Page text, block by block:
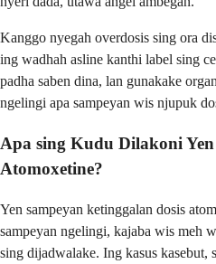
Kanggo nyegah overdosis sing ora
ing wadhah asline kanthi label sing
padha saben dina, lan gunakake
ngelingi apa sampeyan wis njupuk
Apa sing Kudu Dilakoni
Atomoxetine?
Yen sampeyan ketinggalan dosis
sampeyan ngelingi, kajaba wis meh
sing dijadwalake. Ing kasus kasebut,